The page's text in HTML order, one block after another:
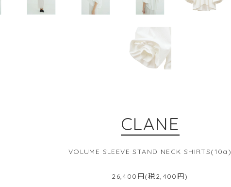
CLANE
VOLUME SLEEVE STAND NECK SHIRTS(10a)
26,400円(税2,400円)